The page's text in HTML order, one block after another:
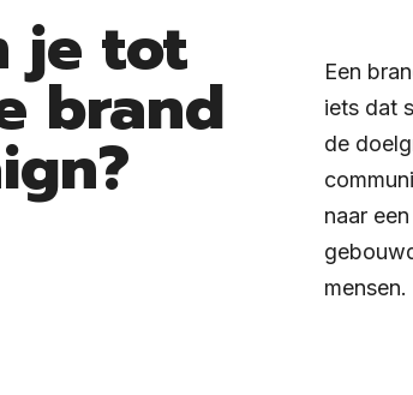
je tot
brand
Een
iets dat
de
naar
mensen.